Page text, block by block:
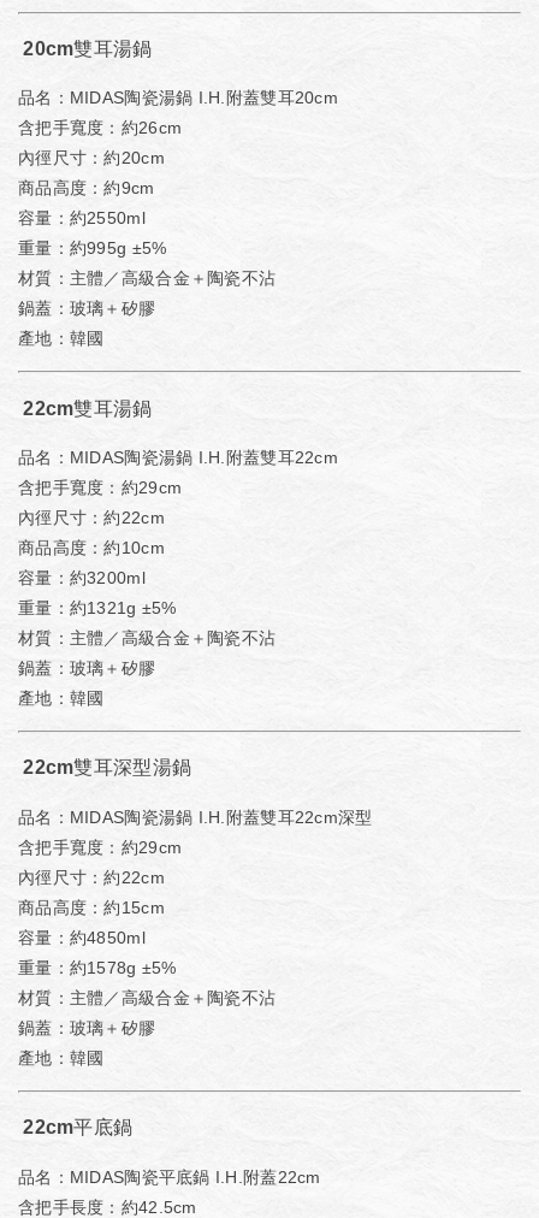
20cm雙耳湯鍋
品名：MIDAS陶瓷湯鍋 I.H.附蓋雙耳20cm
含把手寬度：約26cm
內徑尺寸：約20cm
商品高度：約9cm
容量：約2550ml
重量：約995g ±5%
材質：主體／高級合金＋陶瓷不沾
鍋蓋：玻璃＋矽膠
產地：韓國
22cm雙耳湯鍋
品名：MIDAS陶瓷湯鍋 I.H.附蓋雙耳22cm
含把手寬度：約29cm
內徑尺寸：約22cm
商品高度：約10cm
容量：約3200ml
重量：約1321g ±5%
材質：主體／高級合金＋陶瓷不沾
鍋蓋：玻璃＋矽膠
產地：韓國
22cm雙耳深型湯鍋
品名：MIDAS陶瓷湯鍋 I.H.附蓋雙耳22cm深型
含把手寬度：約29cm
內徑尺寸：約22cm
商品高度：約15cm
容量：約4850ml
重量：約1578g ±5%
材質：主體／高級合金＋陶瓷不沾
鍋蓋：玻璃＋矽膠
產地：韓國
22cm平底鍋
品名：MIDAS陶瓷平底鍋 I.H.附蓋22cm
含把手長度：約42.5cm